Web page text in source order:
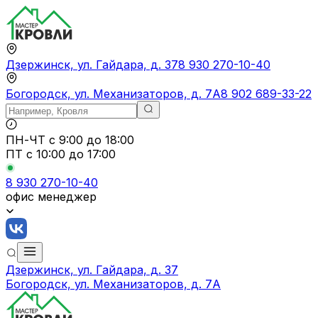
Дзержинск, ул. Гайдара, д. 378 930 270-10-40
Богородск, ул. Механизаторов, д. 7А8 902 689-33-22
ПН-ЧТ с 9:00 до 18:00
ПТ с 10:00 до 17:00
8 930 270-10-40
офис менеджер
Дзержинск, ул. Гайдара, д. 37
Богородск, ул. Механизаторов, д. 7А